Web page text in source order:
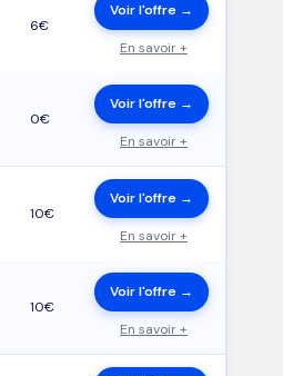
6€
Voir l'offre →
En savoir +
0€
Voir l'offre →
En savoir +
10€
Voir l'offre →
En savoir +
10€
Voir l'offre →
En savoir +